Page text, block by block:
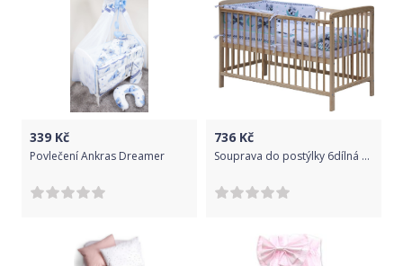
339 Kč
Povlečení Ankras Dreamer
736 Kč
Souprava do postýlky 6dílná Scarlett Tigi - tyrkysová 90 x 120 cm